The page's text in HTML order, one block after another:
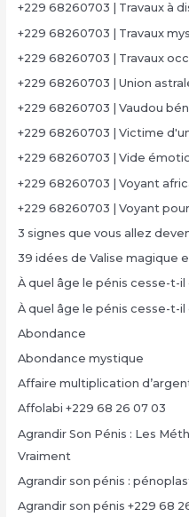
+229 68260703 | Travaux à
+229 68260703 | Travaux
+229 68260703 | Travaux
+229 68260703 | Union
+229 68260703 | Vaudou
+229 68260703 | Victime
+229 68260703 | Vide
+229 68260703 | Voyant
+229 68260703 | Voyant
3 signes que vous allez
39 idées de Valise magique
À quel âge le pénis cesse-t-il
À quel âge le pénis cesse-t-il
Abondance
Abondance mystique
Affaire multiplication
Affolabi +229 68 26 07 03
Agrandir Son Pénis : Les
Vraiment
Agrandir son pénis :
Agrandir son pénis +229 68